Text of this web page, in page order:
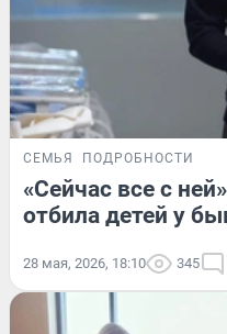
СЕМЬЯ ПОДРОБНОСТИ
«Сейчас все с
отбила детей у
28 мая, 2026, 18:10 345